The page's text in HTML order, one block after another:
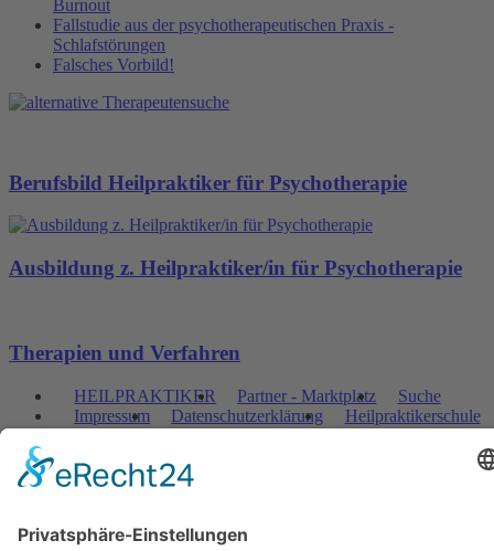
Burnout
Fallstudie aus der psychotherapeutischen Praxis -
Schlafstörungen
Falsches Vorbild!
Berufsbild Heilpraktiker für Psychotherapie
Ausbildung z. Heilpraktiker/in für Psychotherapie
Therapien und Verfahren
HEILPRAKTIKER Partner - Marktplatz
Suche
Impressum
Datenschutzerklärung
Heilpraktikerschule